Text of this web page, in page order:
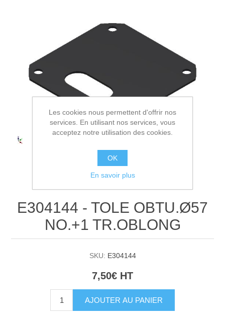
E304144 - TOLE OBTU.Ø57
NO.+1 TR.OBLONG
SKU: E304144
7,50€ HT
AJOUTER AU PANIER
Les cookies nous permettent d'offrir nos
services. En utilisant nos services, vous
acceptez notre utilisation des cookies.
OK
En savoir plus